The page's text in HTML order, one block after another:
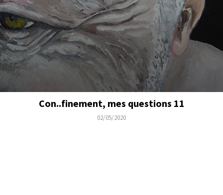
Con..finement, mes questions 11
02/05/2020